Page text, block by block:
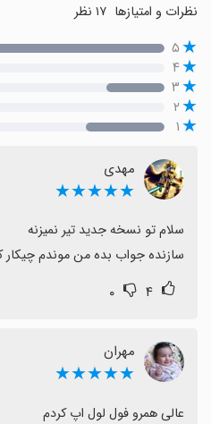
نظرات و امتیازها
۵
۴
۳
۲
۱
مهدی
★★★★★
سازنده جواب بده من موندم
۴ ۰
مهران
★★★★★
عالی همرو فول لول اپ کردم